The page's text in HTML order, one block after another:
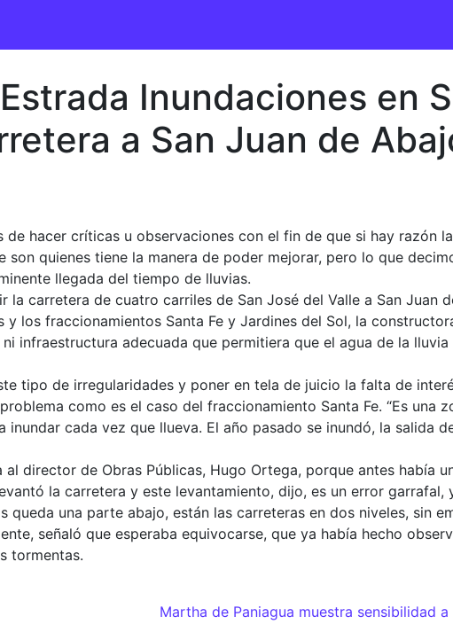
Inundaciones en
a San Juan de
hacer críticas u observaciones con el fin de que si hay razón
quienes tiene la manera de poder mejorar, pero lo que
llegada del tiempo de lluvias.
carretera de cuatro carriles de San José del Valle a San Juan
los fraccionamientos Santa Fe y Jardines del Sol, la
infraestructura adecuada que permitiera que el agua de la
tipo de irregularidades y poner en tela de juicio la falta de
como es el caso del fraccionamiento Santa Fe. “Es una
cada vez que llueva. El año pasado se inundó, la salida
director de Obras Públicas, Hugo Ortega, porque antes había
la carretera y este levantamiento, dijo, es un error garrafal,
una parte abajo, están las carreteras en dos niveles, sin
señaló que esperaba equivocarse, que ya había hecho
tormentas.
Martha de Paniagua muestra sensibilidad